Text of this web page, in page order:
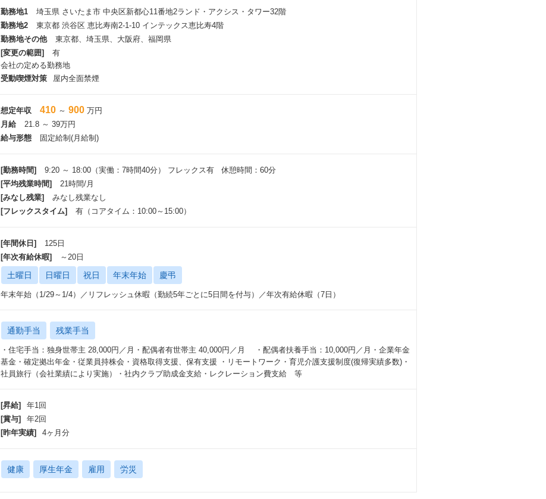
・平均勤続年数：6年11ヵ月
・有給取得率：86.0 %
・平均有給休暇取得日数：14.31日
■教育
・入社後は以下を予定しています。ご自身のスキルや経験に適した研修、教育コンテンツをご用意しておりますのでご
安心ください。
勤務地1
埼玉県 さいたま市 中央区新都心11番地2ランド・アクシス・タワー32階
勤務地2
東京都 渋谷区 恵比寿南2-1-10 インテックス恵比寿4階
勤務地その他
東京都、埼玉県、大阪府、福岡県
[変更の範囲]
有
会社の定める勤務地
受動喫煙対策
屋内全面禁煙
想定年収 410 ～ 900 万円
月給
21.8 ～ 39万円
給与形態
固定給制(月給制)
[勤務時間]
9:20 ～ 18:00（実働：7時間40分） フレックス有 休憩時間：60分
[平均残業時間]
21時間/月
[みなし残業]
みなし残業なし
[フレックスタイム]
有（コアタイム：10:00～15:00）
[年間休日]
125日
[年次有給休暇]
～20日
土曜日 日曜日 祝日 年末年始 慶弔
年末年始（1/29～1/4）／リフレッシュ休暇（勤続5年ごとに5日間を付与）／年次有給休暇（7日）
通勤手当 残業手当
・住宅手当：独身世帯主 28,000円／月・配偶者有世帯主 40,000円／月 ・配偶者扶養手当：10,000円／月・企業年金
基金・確定拠出年金・従業員持株会・資格取得支援、保有支援 ・リモートワーク・育児介護支援制度(復帰実績多数)・
社員旅行（会社業績により実施）・社内クラブ助成金支給・レクレーション費支給 等
[昇給]
年1回
[賞与]
年2回
[昨年実績]
4ヶ月分
健康 厚生年金 雇用 労災